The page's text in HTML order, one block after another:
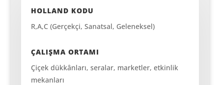
HOLLAND KODU
R,A,C (Gerçekçi, Sanatsal, Geleneksel)
ÇALIŞMA ORTAMI
Çiçek dükkânları, seralar, marketler, etkinlik
mekanları